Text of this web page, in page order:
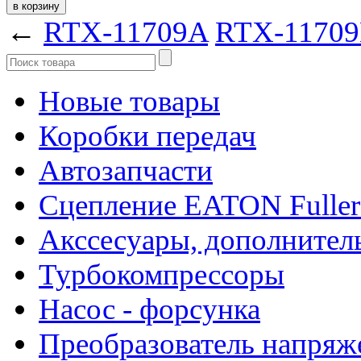
← RTX-11709A RTX-
Новые товары
Коробки передач
Автозапчасти
Сцепление EATON
Акссесуары,
Турбокомпрессоры
Насос - форсунка
Преобразователь